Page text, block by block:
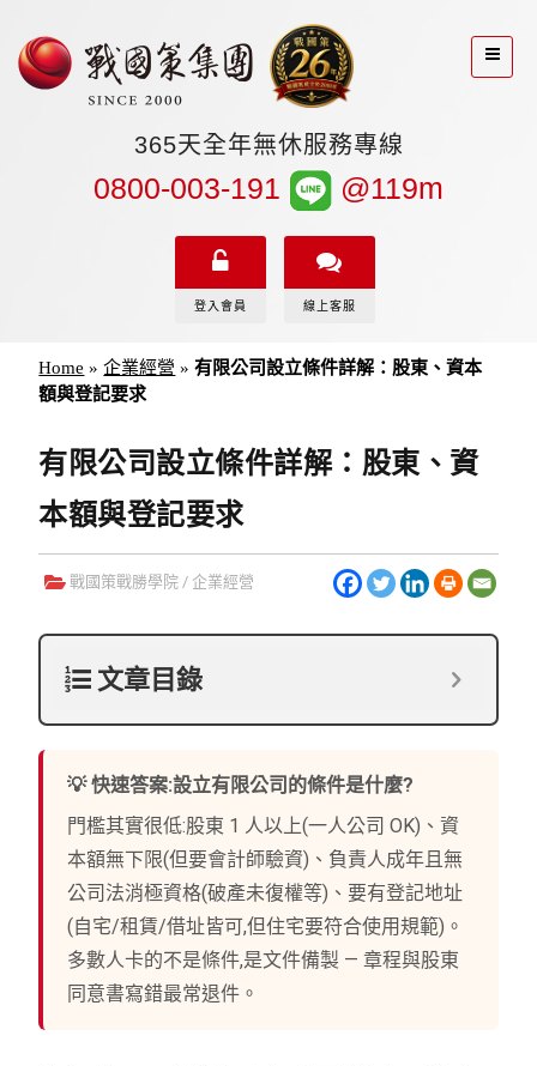
365天全年無休服務專線
0800-003-191 @119m
登入會員 線上客服
Home »企業經營 »有限公司設立條件詳解：股東、資本
額與登記要求
有限公司設立條件詳解：股東、資
本額與登記要求
戰國策戰勝學院 / 企業經營
文章目錄
💡 快速答案:設立有限公司的條件是什麼?
門檻其實很低:股東 1 人以上(一人公司 OK)、資
本額無下限(但要會計師驗資)、負責人成年且無
公司法消極資格(破產未復權等)、要有登記地址
(自宅/租賃/借址皆可,但住宅要符合使用規範)。
多數人卡的不是條件,是文件備製 — 章程與股東
同意書寫錯最常退件。